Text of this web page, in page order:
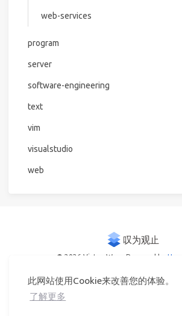
此网站使用Cookie来改善您的体验。
了解更多
web-services
program
server
software-engineering
text
vim
visualstudio
web
© 2026 Victor Woo Powered by Hexo